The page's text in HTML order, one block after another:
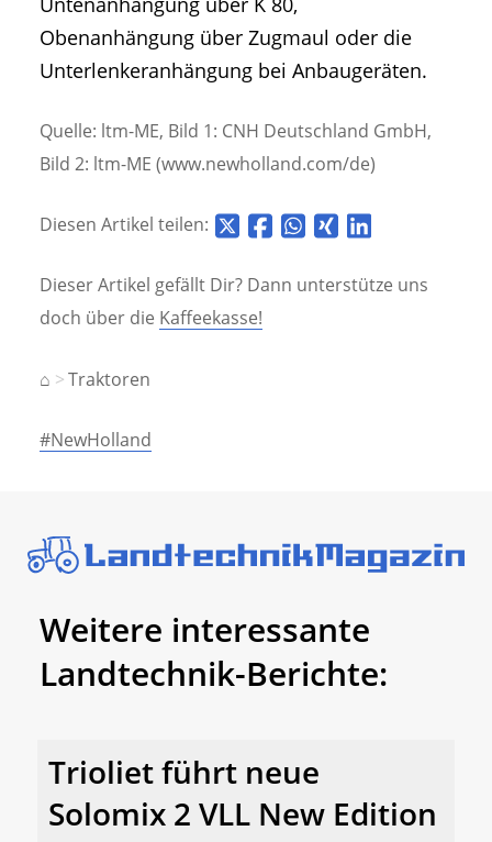
Obenanhängung über Zugmaul oder die
Unterlenkeranhängung bei Anbaugeräten.
Quelle: ltm-ME, Bild 1: CNH Deutschland GmbH,
Bild 2: ltm-ME (www.newholland.com/de)
Diesen Artikel teilen:
Dieser Artikel gefällt Dir? Dann unterstütze uns
doch über die Kaffeekasse!
⌂ Traktoren
#NewHolland
Weitere interessante
Landtechnik-Berichte:
Trioliet führt neue
Solomix 2 VLL New Edition